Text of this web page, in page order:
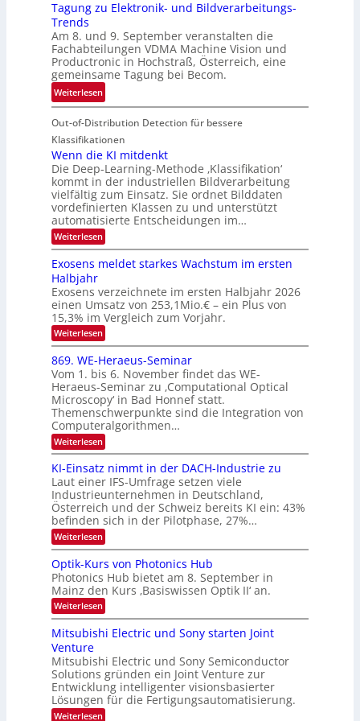
l
c
h
k
e
i
n
d
e
r
i
n
V
I
S
I
O
N
T
e
c
h
T
a
k
s
u
d
e
d
T
o
e
n
a
u
f
d
e
r
V
S
I
O
N
2
0
2
6
Tagung zu Elektronik- und Bildverarbeitungs-
Trends
Am 8. und 9. September veranstalten die
Fachabteilungen VDMA Machine Vision und
Productronic in Hochstraß, Österreich, eine
gemeinsame Tagung bei Becom.
Weiterlesen:
T
a
g
u
n
g
z
u
E
l
e
t
r
o
n
k
-
u
n
d
B
i
l
d
v
e
r
a
r
b
e
i
n
g
s
-
T
Out-of-Distribution Detection für bessere
Klassifikationen
Wenn die KI mitdenkt
Die Deep-Learning-Methode ‚Klassifikation‘
kommt in der industriellen Bildverarbeitung
vielfältig zum Einsatz. Sie ordnet Bilddaten
vordefinierten Klassen zu und unterstützt
automatisierte Entscheidungen im…
Weiterlesen:
W
n
d
i
e
K
I
m
i
t
d
e
n
k
t
Exosens meldet starkes Wachstum im ersten
Halbjahr
Exosens verzeichnete im ersten Halbjahr 2026
einen Umsatz von 253,1Mio.€ – ein Plus von
15,3% im Vergleich zum Vorjahr.
Weiterlesen:
E
x
o
s
e
n
s
m
e
l
d
e
t
s
t
a
r
k
e
W
a
c
h
s
u
i
m
e
r
s
t
869. WE-Heraeus-Seminar
Vom 1. bis 6. November findet das WE-
Heraeus-Seminar zu ‚Computational Optical
Microscopy‘ in Bad Honnef statt.
Themenschwerpunkte sind die Integration von
Computeralgorithmen…
Weiterlesen:
8
9
.
W
E
-
H
e
r
a
e
u
s
-
S
e
n
a
r
KI-Einsatz nimmt in der DACH-Industrie zu
Laut einer IFS-Umfrage setzen viele
Industrieunternehmen in Deutschland,
Österreich und der Schweiz bereits KI ein: 43%
befinden sich in der Pilotphase, 27%…
Weiterlesen:
K
-
E
i
n
s
t
n
m
m
t
i
Optik-Kurs von Photonics Hub
Photonics Hub bietet am 8. September in
Mainz den Kurs ‚Basiswissen Optik II‘ an.
Weiterlesen:
O
p
t
k
-
K
u
r
s
Mitsubishi Electric und Sony starten Joint
Venture
Mitsubishi Electric und Sony Semiconductor
Solutions gründen ein Joint Venture zur
Entwicklung intelligenter visionsbasierter
Lösungen für die Fertigungsautomatisierung.
Weiterlesen: